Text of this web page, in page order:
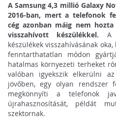
A Samsung 4,3 millió Galaxy
2016-ban, mert a telefonok
cég azonban máig nem
visszahívott készülékkel. A
készülékek visszahívásának
fenntarthatatlan módon
hatalmas környezeti terheket
valóban igyekszik elkerülni
jövőben, egy olyan rendszer
megkönnyíti a telefonok
újrahasznosítását, példát
szektornak.